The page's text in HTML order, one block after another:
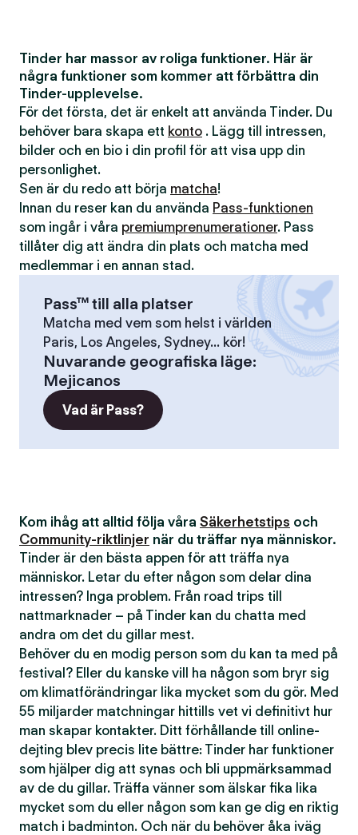
Tinder har massor av roliga funktioner. Här är
några funktioner som kommer att förbättra din
Tinder-upplevelse.
För det första, det är enkelt att använda Tinder. Du
behöver bara skapa ett konto . Lägg till intressen,
bilder och en bio i din profil för att visa upp din
personlighet.
Sen är du redo att börja matcha!
Innan du reser kan du använda Pass-funktionen
som ingår i våra premiumprenumerationer. Pass
tillåter dig att ändra din plats och matcha med
medlemmar i en annan stad.
Pass™ till alla platser
Matcha med vem som helst i världen
Paris, Los Angeles, Sydney... kör!
Nuvarande geografiska läge:
Mejicanos
Vad är Pass?
Kom ihåg att alltid följa våra Säkerhetstips och
Community-riktlinjer när du träffar nya människor.
Tinder är den bästa appen för att träffa nya
människor. Letar du efter någon som delar dina
intressen? Inga problem. Från road trips till
nattmarknader – på Tinder kan du chatta med
andra om det du gillar mest.
Behöver du en modig person som du kan ta med på
festival? Eller du kanske vill ha någon som bryr sig
om klimatförändringar lika mycket som du gör. Med
55 miljarder matchningar hittills vet vi definitivt hur
man skapar kontakter. Ditt förhållande till online-
dejting blev precis lite bättre: Tinder har funktioner
som hjälper dig att synas och bli uppmärksammad
av de du gillar. Träffa vänner som älskar fika lika
mycket som du eller någon som kan ge dig en riktig
match i badminton. Och när du behöver åka iväg